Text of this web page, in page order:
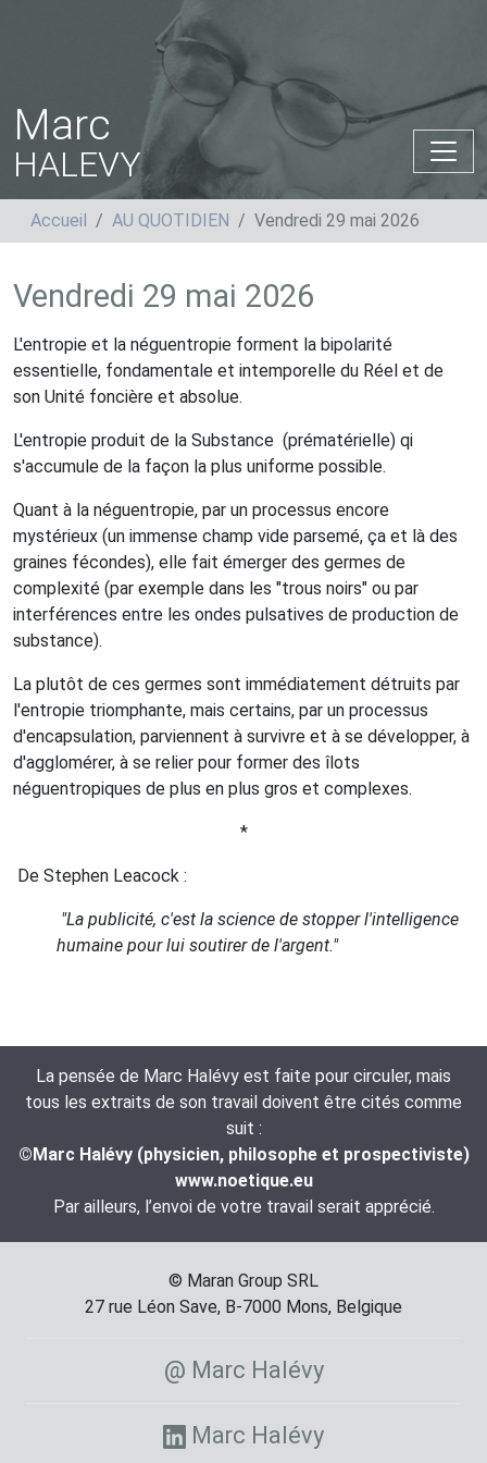
Marc
HALEVY
Accueil AU QUOTIDIEN Vendredi 29 mai 2026
Vendredi 29 mai 2026
L'entropie et la néguentropie forment la bipolarité
essentielle, fondamentale et intemporelle du Réel et de
son Unité foncière et absolue.
L'entropie produit de la Substance (prématérielle) qi
s'accumule de la façon la plus uniforme possible.
Quant à la néguentropie, par un processus encore
mystérieux (un immense champ vide parsemé, ça et là des
graines fécondes), elle fait émerger des germes de
complexité (par exemple dans les "trous noirs" ou par
interférences entre les ondes pulsatives de production de
substance).
La plutôt de ces germes sont immédiatement détruits par
l'entropie triomphante, mais certains, par un processus
d'encapsulation, parviennent à survivre et à se développer, à
d'agglomérer, à se relier pour former des îlots
néguentropiques de plus en plus gros et complexes.
*
De Stephen Leacock :
"La publicité, c'est la science de stopper l'intelligence
humaine pour lui soutirer de l'argent."
La pensée de Marc Halévy est faite pour circuler, mais
tous les extraits de son travail doivent être cités comme
suit :
©Marc Halévy (physicien, philosophe et prospectiviste)
www.noetique.eu
Par ailleurs, l’envoi de votre travail serait apprécié.
© Maran Group SRL
27 rue Léon Save, B-7000 Mons, Belgique
@ Marc Halévy
Marc Halévy